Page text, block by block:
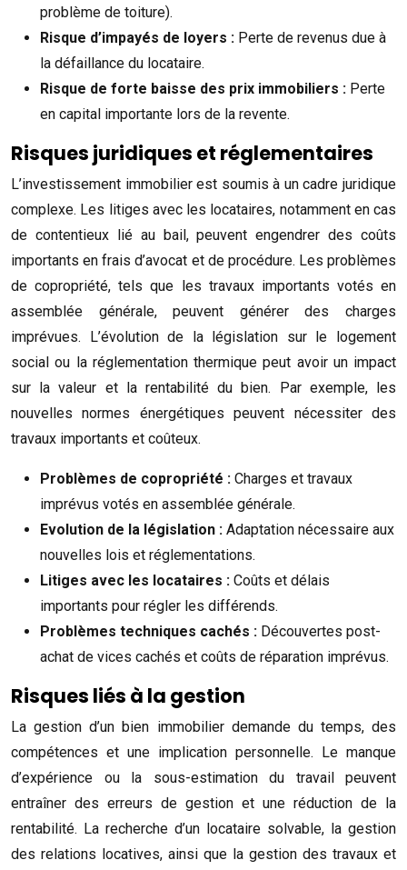
problème de toiture).
Risque d’impayés de loyers : Perte de revenus due à
la défaillance du locataire.
Risque de forte baisse des prix immobiliers : Perte
en capital importante lors de la revente.
Risques juridiques et réglementaires
L’investissement immobilier est soumis à un cadre juridique
complexe. Les litiges avec les locataires, notamment en cas
de contentieux lié au bail, peuvent engendrer des coûts
importants en frais d’avocat et de procédure. Les problèmes
de copropriété, tels que les travaux importants votés en
assemblée générale, peuvent générer des charges
imprévues. L’évolution de la législation sur le logement
social ou la réglementation thermique peut avoir un impact
sur la valeur et la rentabilité du bien. Par exemple, les
nouvelles normes énergétiques peuvent nécessiter des
travaux importants et coûteux.
Problèmes de copropriété : Charges et travaux
imprévus votés en assemblée générale.
Evolution de la législation : Adaptation nécessaire aux
nouvelles lois et réglementations.
Litiges avec les locataires : Coûts et délais
importants pour régler les différends.
Problèmes techniques cachés : Découvertes post-
achat de vices cachés et coûts de réparation imprévus.
Risques liés à la gestion
La gestion d’un bien immobilier demande du temps, des
compétences et une implication personnelle. Le manque
d’expérience ou la sous-estimation du travail peuvent
entraîner des erreurs de gestion et une réduction de la
rentabilité. La recherche d’un locataire solvable, la gestion
des relations locatives, ainsi que la gestion des travaux et